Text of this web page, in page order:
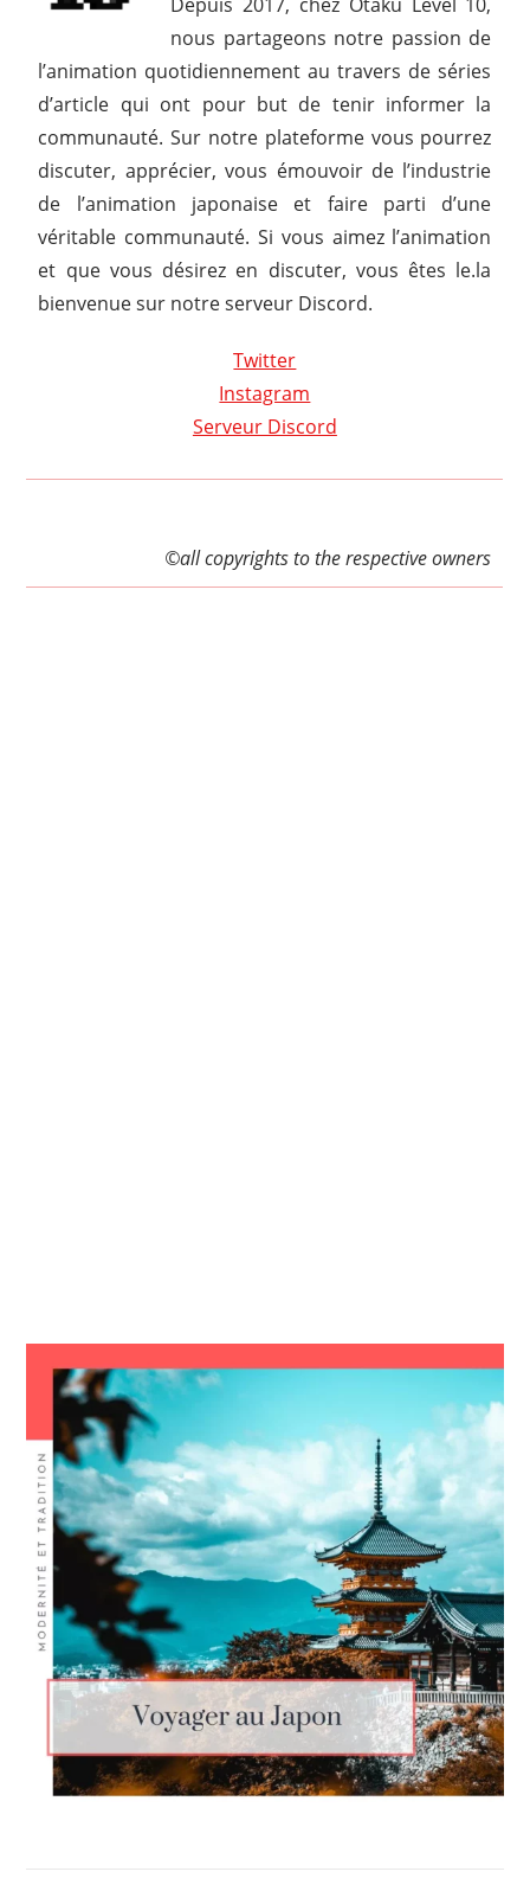
Depuis 2017, chez Otaku Level 10,
nous partageons notre passion de
l’animation quotidiennement au travers de séries
d’article qui ont pour but de tenir informer la
communauté. Sur notre plateforme vous pourrez
discuter, apprécier, vous émouvoir de l’industrie
de l’animation japonaise et faire parti d’une
véritable communauté. Si vous aimez l’animation
et que vous désirez en discuter, vous êtes le.la
bienvenue sur notre serveur Discord.
Twitter
Instagram
Serveur Discord
©all copyrights to the respective owners